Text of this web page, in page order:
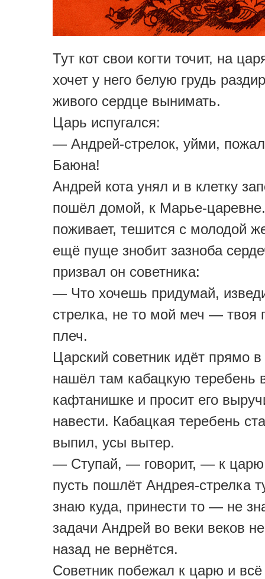
Тут кот свои когти точит, на
хочет у него белую грудь
живого сердце вынимать.
Царь испугался:
— Андрей-стрелок, уйми,
Баюна!
Андрей кота унял и в клетку
пошёл домой, к Марье-
поживает, тешится с молодой
ещё пуще знобит зазноба
призвал он советника:
— Что хочешь придумай,
стрелка, не то мой меч — твоя
плеч.
Царский советник идёт прямо в
нашёл там кабацкую теребень
кафтанишке и просит его
навести. Кабацкая теребень
выпил, усы вытер.
— Ступай, — говорит, — к царю
пусть пошлёт Андрея-стрелка
знаю куда, принести то — не
задачи Андрей во веки веков
назад не вернётся.
Советник побежал к царю и